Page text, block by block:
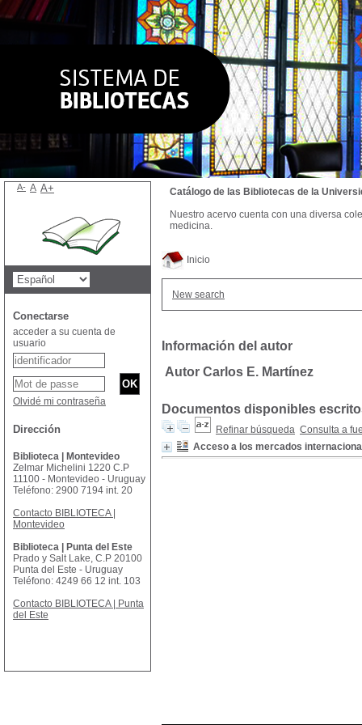
Inicio
New search
Información del autor
Autor Carlos E. Martínez
Documentos disponibles
Refinar búsqueda Consulta a
Acceso a los mercados
Catálogo de las Bibliotecas de la
Nuestro acervo cuenta con una diversa
medicina.
A- A A+
Conectarse
acceder a su cuenta de
usuario
Olvidé mi contraseña
Dirección
Biblioteca | Montevideo
Zelmar Michelini 1220 C.P
11100 - Montevideo - Uruguay
Teléfono: 2900 7194 int. 20
Contacto BIBLIOTECA |
Montevideo
Biblioteca | Punta del Este
Prado y Salt Lake, C.P 20100
Punta del Este - Uruguay
Teléfono: 4249 66 12 int. 103
Contacto BIBLIOTECA | Punta
del Este